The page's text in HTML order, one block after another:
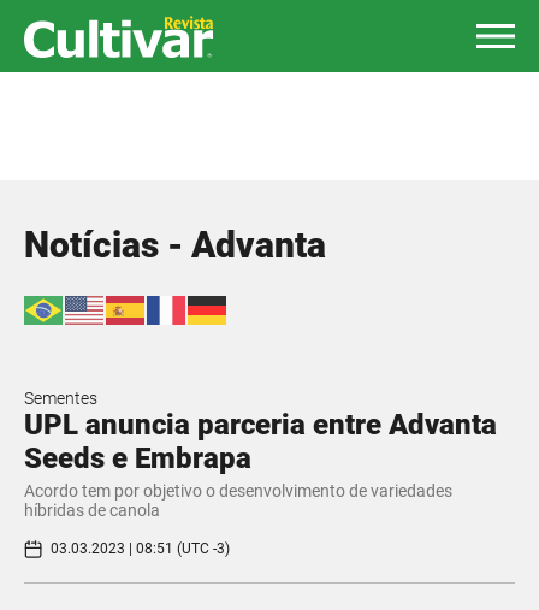
Notícias - Advanta
Sementes
UPL anuncia parceria entre Advanta
Seeds e Embrapa
Acordo tem por objetivo o desenvolvimento de variedades
híbridas de canola
03.03.2023 | 08:51 (UTC -3)